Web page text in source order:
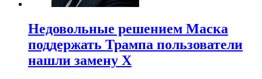
Недовольные решением Маска
поддержать Трампа пользователи
нашли замену X